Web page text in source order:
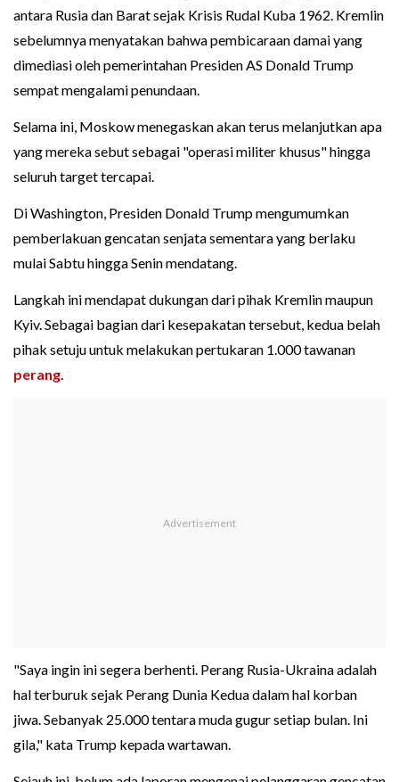
antara Rusia dan Barat sejak Krisis Rudal Kuba 1962. Kremlin
sebelumnya menyatakan bahwa pembicaraan damai yang
dimediasi oleh pemerintahan Presiden AS Donald Trump
sempat mengalami penundaan.
Selama ini, Moskow menegaskan akan terus melanjutkan apa
yang mereka sebut sebagai "operasi militer khusus" hingga
seluruh target tercapai.
Di Washington, Presiden Donald Trump mengumumkan
pemberlakuan gencatan senjata sementara yang berlaku
mulai Sabtu hingga Senin mendatang.
Langkah ini mendapat dukungan dari pihak Kremlin maupun
Kyiv. Sebagai bagian dari kesepakatan tersebut, kedua belah
pihak setuju untuk melakukan pertukaran 1.000 tawanan
perang.
"Saya ingin ini segera berhenti. Perang Rusia-Ukraina adalah
hal terburuk sejak Perang Dunia Kedua dalam hal korban
jiwa. Sebanyak 25.000 tentara muda gugur setiap bulan. Ini
gila," kata Trump kepada wartawan.